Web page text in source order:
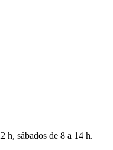
h, sábados de 8 a 14 h.